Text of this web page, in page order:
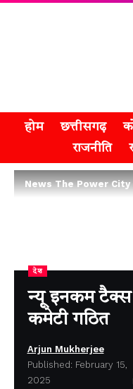
होम छत्तीसगढ़
राजनीति
News The Power City
देश
न्यू इनकम टैक्स
कमेटी गठित
Arjun Mukherjee
Published: February 15,
2025